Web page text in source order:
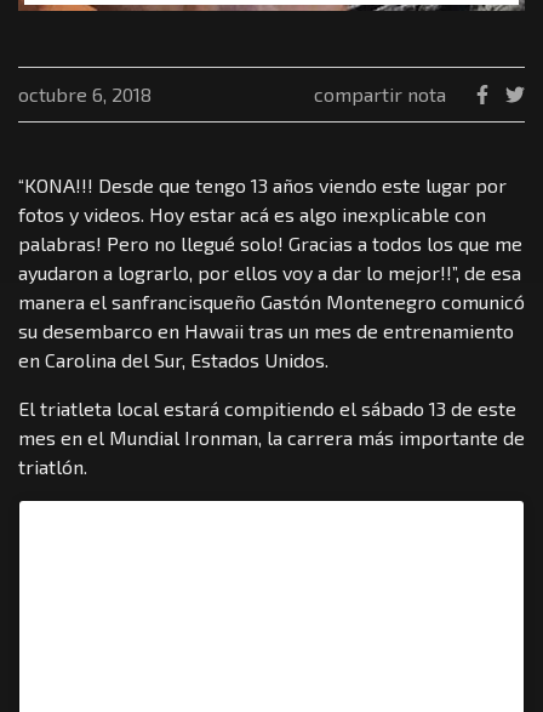
octubre 6, 2018 compartir nota
“KONA!!! Desde que tengo 13 años viendo este lugar por
fotos y videos. Hoy estar acá es algo inexplicable con
palabras! Pero no llegué solo! Gracias a todos los que me
ayudaron a lograrlo, por ellos voy a dar lo mejor!!”, de esa
manera el sanfrancisqueño Gastón Montenegro comunicó
su desembarco en Hawaii tras un mes de entrenamiento
en Carolina del Sur, Estados Unidos.
El triatleta local estará compitiendo el sábado 13 de este
mes en el Mundial Ironman, la carrera más importante de
triatlón.